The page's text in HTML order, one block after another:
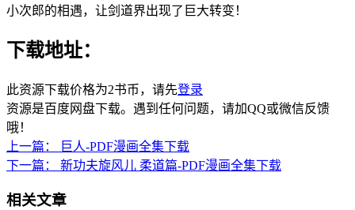
小次郎的相遇，让剑道界出现了巨大转变！
下载地址：
此资源下载价格为2书币，请先登录
资源是百度网盘下载。遇到任何问题，请加QQ或微信反馈
哦！
上一篇：
巨人-PDF漫画全集下载
下一篇：
新功夫旋风儿 柔道篇-PDF漫画全集下载
相关文章